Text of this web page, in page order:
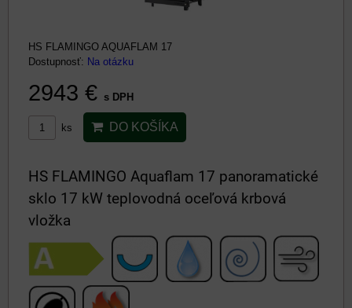
HS FLAMINGO AQUAFLAM 17
Dostupnosť: Na otázku
2943 € s DPH
ks DO KOŠÍKA
HS FLAMINGO Aquaflam 17 panoramatické
sklo 17 kW teplovodná oceľová krbová
vložka